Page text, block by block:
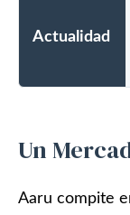
Actualidad
Un
Aaru compite